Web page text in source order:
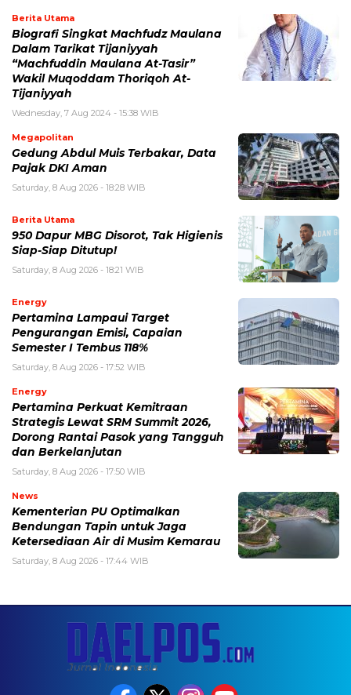
Berita Utama
Biografi Singkat Machfudz Maulana
Dalam Tarikat Tijaniyyah
“Machfuddin Maulana At-Tasir”
Wakil Muqoddam Thoriqoh At-
Tijaniyyah
Wednesday, 7 Aug 2024 - 15:38 WIB
Megapolitan
Gedung Abdul Muis Terbakar, Data
Pajak DKI Aman
Saturday, 8 Aug 2026 - 18:28 WIB
Berita Utama
950 Dapur MBG Disorot, Tak Higienis
Siap-Siap Ditutup!
Saturday, 8 Aug 2026 - 18:21 WIB
Energy
Pertamina Lampaui Target
Pengurangan Emisi, Capaian
Semester I Tembus 118%
Saturday, 8 Aug 2026 - 17:52 WIB
Energy
Pertamina Perkuat Kemitraan
Strategis Lewat SRM Summit 2026,
Dorong Rantai Pasok yang Tangguh
dan Berkelanjutan
Saturday, 8 Aug 2026 - 17:50 WIB
News
Kementerian PU Optimalkan
Bendungan Tapin untuk Jaga
Ketersediaan Air di Musim Kemarau
Saturday, 8 Aug 2026 - 17:44 WIB